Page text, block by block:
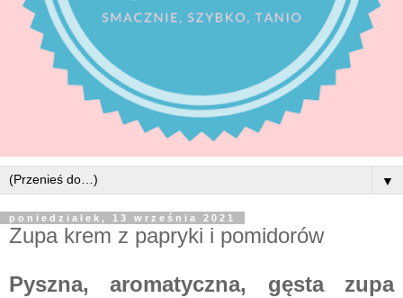
▼
poniedziałek, 13 września 2021
Zupa krem z papryki i pomidorów
Pyszna, aromatyczna, gęsta zupa